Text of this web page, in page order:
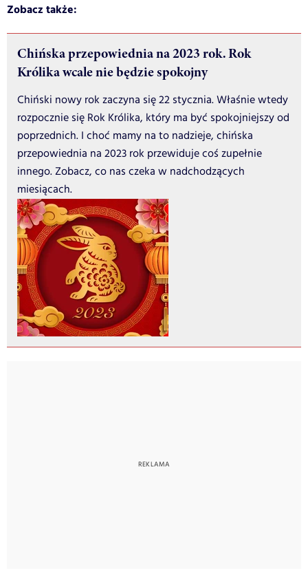
Zobacz także:
Chińska przepowiednia na 2023 rok. Rok
Królika wcale nie będzie spokojny
Chiński nowy rok zaczyna się 22 stycznia. Właśnie wtedy
rozpocznie się Rok Królika, który ma być spokojniejszy od
poprzednich. I choć mamy na to nadzieje, chińska
przepowiednia na 2023 rok przewiduje coś zupełnie
innego. Zobacz, co nas czeka w nadchodzących
miesiącach.